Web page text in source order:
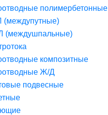
полимербетонные
(междупутные)
(междушпальные)
композитные
Ж/Д
подвесные